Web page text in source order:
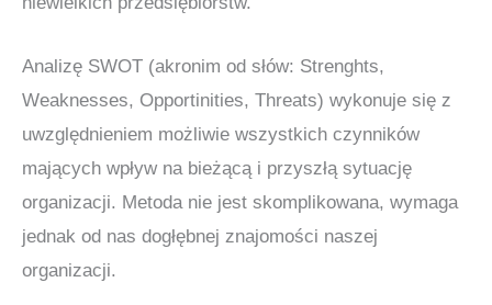
Analizę SWOT (akronim od słów: Strenghts,
Weaknesses, Opportinities, Threats) wykonuje się z
uwzględnieniem możliwie wszystkich czynników
mających wpływ na bieżącą i przyszłą sytuację
organizacji. Metoda nie jest skomplikowana, wymaga
jednak od nas dogłębnej znajomości naszej
organizacji.